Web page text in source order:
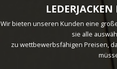
Wir bieten unseren Kunden eine
sie alle
zu wettbewerbsfähigen Preisen,